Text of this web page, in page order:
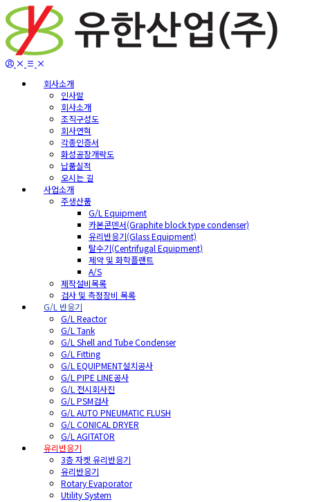
회사소개
인사말
회사소개
조직구성도
회사연혁
각종인증서
화성공장개략도
납품실적
오시는 길
사업소개
주생산품
G/L Equipment
카본콘덴서(Graphite block type condenser)
유리반응기(Glass Equipment)
탈수기(Centrifugal Equipment)
제약 및 화학플랜트
A/S
제작설비목록
검사 및 측정장비 목록
G/L 반응기
G/L Reactor
G/L Tank
G/L Shell and Tube Condenser
G/L Fitting
G/L EQUIPMENT설치공사
G/L PIPE LINE공사
G/L 전시회사진
G/L PSM검사
G/L AUTO PNEUMATIC FLUSH
G/L CONICAL DRYER
G/L AGITATOR
유리반응기
3층 자켓 유리반응기
유리반응기
Rotary Evaporator
Utility System